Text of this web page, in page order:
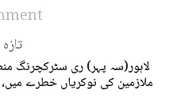
لاہور(سہ پہر) ری سٹرکچرنگ
ملازمین کی نوکریاں خطرے